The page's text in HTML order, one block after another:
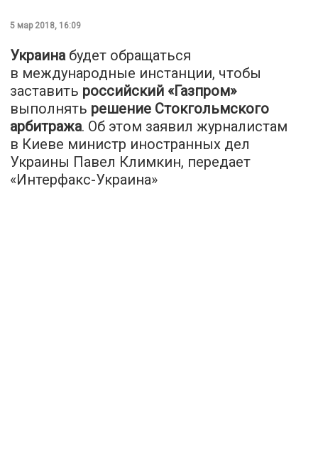
5 мар 2018, 16:09
Украина будет обращаться
в международные инстанции, чтобы
заставить российский «Газпром»
выполнять решение Стокгольмского
арбитража. Об этом заявил журналистам
в Киеве министр иностранных дел
Украины Павел Климкин, передает
«Интерфакс-Украина»